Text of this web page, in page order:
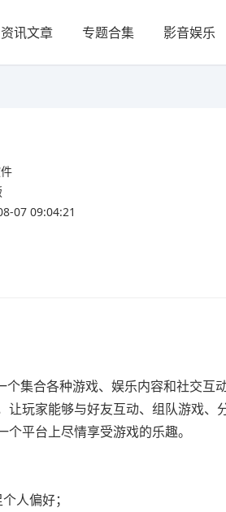
资讯文章 专题合集 影音娱乐
07 09:04:21
集合各种游戏、娱乐内容和社交互
玩家能够与好友互动、组队游戏、
平台上尽情享受游戏的乐趣。
人偏好；